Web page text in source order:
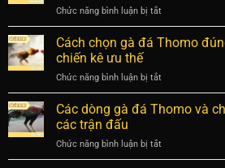
đoán
chiến
kê
Thomo
chuẩn
giúp
trận
Chức năng bình luận bị tắtở
Kinh
nghiệm
Thomo
giúp
nhận
kê
có
Cách chọn gà đá Thomo
chiến kê ưu thế
Chức năng bình luận bị tắtở
Cách
chọn
Thomo
đúng
Các dòng gà đá Thomo và
các trận đấu
Chức năng bình luận bị tắtở
Các